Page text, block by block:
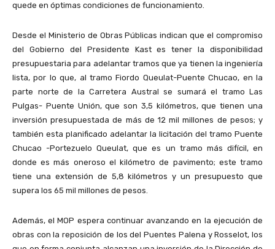
quede en óptimas condiciones de funcionamiento.
Desde el Ministerio de Obras Públicas indican que el compromiso
del Gobierno del Presidente Kast es tener la disponibilidad
presupuestaria para adelantar tramos que ya tienen la ingeniería
lista, por lo que, al tramo Fiordo Queulat-Puente Chucao, en la
parte norte de la Carretera Austral se sumará el tramo Las
Pulgas- Puente Unión, que son 3,5 kilómetros, que tienen una
inversión presupuestada de más de 12 mil millones de pesos; y
también esta planificado adelantar la licitación del tramo Puente
Chucao -Portezuelo Queulat, que es un tramo más difícil, en
donde es más oneroso el kilómetro de pavimento; este tramo
tiene una extensión de 5,8 kilómetros y un presupuesto que
supera los 65 mil millones de pesos.
Además, el MOP espera continuar avanzando en la ejecución de
obras con la reposición de los del Puentes Palena y Rosselot, los